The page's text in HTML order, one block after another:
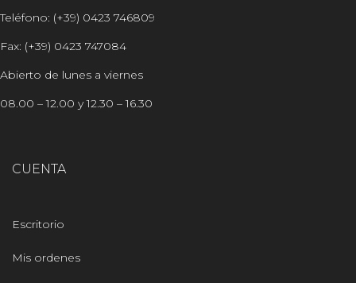
Teléfono: (+39) 0423 746809
Fax: (+39) 0423 747084
Abierto de lunes a viernes
08.00 – 12.00 y 12.30 – 16.30
CUENTA
Escritorio
Mis ordenes